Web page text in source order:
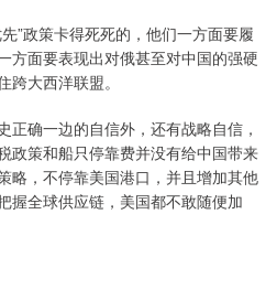
”政策卡得死死的，他们一方面要履
方面要表现出对俄甚至对中国的强硬
大西洋联盟。
正确一边的自信外，还有战略自信，
政策和船只停靠费并没有给中国带来
略，不停靠美国港口，并且增加其他
握全球供应链，美国都不敢随便加